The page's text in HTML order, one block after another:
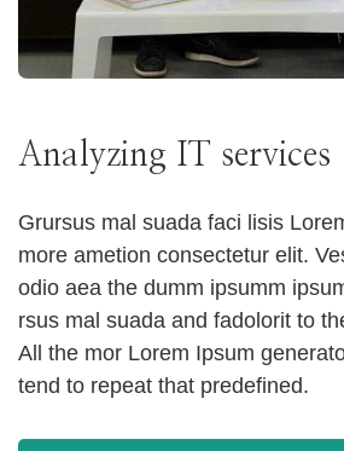
Analyzing IT services
Grursus mal suada faci lisis
more ametion consectetur elit.
odio aea the dumm ipsumm
rsus mal suada and fadolorit to
All the mor Lorem Ipsum
tend to repeat that predefined.